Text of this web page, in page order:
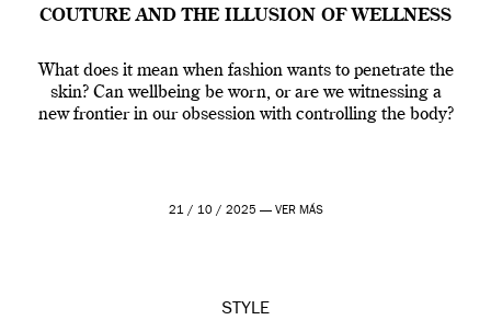
COUTURE AND THE ILLUSION OF WELLNESS
What does it mean when fashion wants to penetrate the
skin? Can wellbeing be worn, or are we witnessing a
new frontier in our obsession with controlling the body?
21 / 10 / 2025 — VER MÁS
STYLE